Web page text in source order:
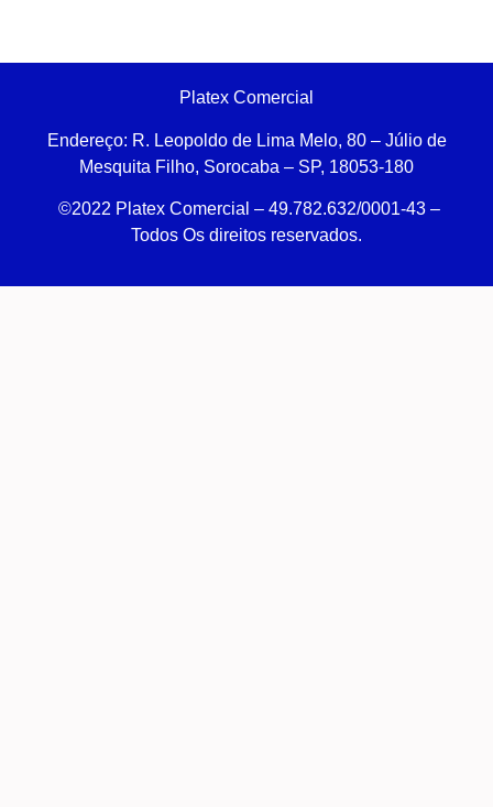
Platex Comercial
Endereço: R. Leopoldo de Lima Melo, 80 – Júlio de
Mesquita Filho, Sorocaba – SP, 18053-180
©2022 Platex Comercial – 49.782.632/0001-43 –
Todos Os direitos reservados.